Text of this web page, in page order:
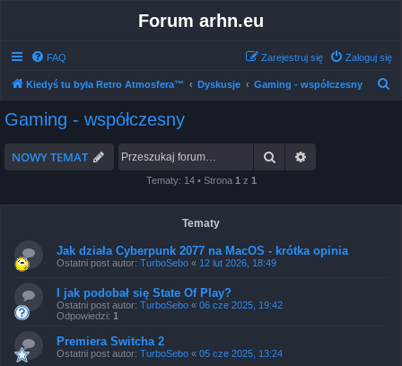
Forum arhn.eu
FAQ Zaloguj się
Zarejestruj się
Kiedyś tu była Retro Atmosfera™ Dyskusje Gaming - współczesny
Gaming - współczesny
NOWY TEMAT Szukaj
Tematy: 14 • Strona 1 z 1
Tematy
Jak działa Cyberpunk 2077 na MacOS - krótka opinia
Ostatni post autor: TurboSebo « 12 lut 2026, 18:49
I jak podobał się State Of Play?
Ostatni post autor: TurboSebo « 06 cze 2025, 19:42
Odpowiedzi: 1
Premiera Switcha 2
Ostatni post autor: TurboSebo « 05 cze 2025, 13:24